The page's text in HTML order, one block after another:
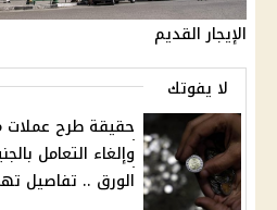
الإيجار القديم
لا يفوتك
وإلغاء التعامل
الورق .. تفاصيل